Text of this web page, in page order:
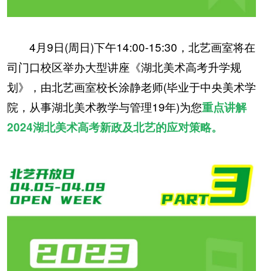
4月9日(周日)下午14:00-15:30，北艺画室将在
司门口校区举办大型讲座《湖北美术高考升学规
划》，由北艺画室校长涂静老师(毕业于中央美术学
院，从事湖北美术教学与管理19年)为您重点讲解
2024湖北美术高考新政及北艺的应对策略。